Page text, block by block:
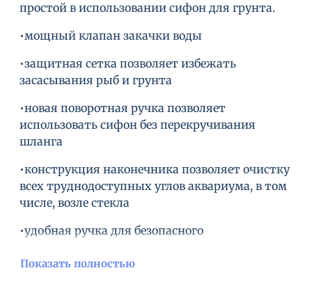
простой в использовании сифон для грунта.
•мощный клапан закачки воды
•защитная сетка позволяет избежать
засасывания рыб и грунта
•новая поворотная ручка позволяет
использовать сифон без перекручивания
шланга
•конструкция наконечника позволяет очистку
всех труднодоступных углов аквариума, в том
числе, возле стекла
•удобная ручка для безопасного
Показать полностью